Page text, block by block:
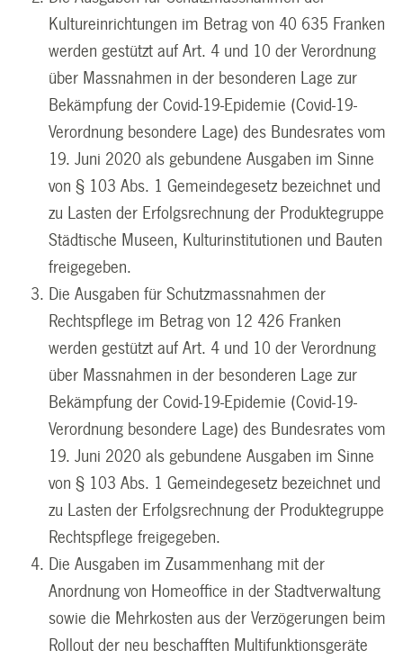
Kultureinrichtungen im Betrag von 40 635 Franken
werden gestützt auf Art. 4 und 10 der Verordnung
über Massnahmen in der besonderen Lage zur
Bekämpfung der Covid-19-Epidemie (Covid-19-
Verordnung besondere Lage) des Bundesrates vom
19. Juni 2020 als gebundene Ausgaben im Sinne
von § 103 Abs. 1 Gemeindegesetz bezeichnet und
zu Lasten der Erfolgsrechnung der Produktegruppe
Städtische Museen, Kulturinstitutionen und Bauten
freigegeben.
Die Ausgaben für Schutzmassnahmen der
Rechtspflege im Betrag von 12 426 Franken
werden gestützt auf Art. 4 und 10 der Verordnung
über Massnahmen in der besonderen Lage zur
Bekämpfung der Covid-19-Epidemie (Covid-19-
Verordnung besondere Lage) des Bundesrates vom
19. Juni 2020 als gebundene Ausgaben im Sinne
von § 103 Abs. 1 Gemeindegesetz bezeichnet und
zu Lasten der Erfolgsrechnung der Produktegruppe
Rechtspflege freigegeben.
Die Ausgaben im Zusammenhang mit der
Anordnung von Homeoffice in der Stadtverwaltung
sowie die Mehrkosten aus der Verzögerungen beim
Rollout der neu beschafften Multifunktionsgeräte